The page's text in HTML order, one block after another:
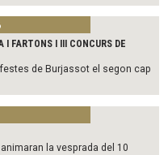
FARTONS I III CONCURS DE
de Burjassot el segon cap
la vesprada del 10